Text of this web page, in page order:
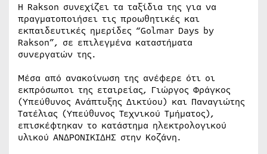
Η Rakson συνεχίζει τα ταξίδια της για να
πραγματοποιήσει τις προωθητικές και
εκπαιδευτικές ημερίδες “Golmar Days by
Rakson”, σε επιλεγμένα καταστήματα
συνεργατών της.
Μέσα από ανακοίνωση της ανέφερε ότι οι
εκπρόσωποι της εταιρείας, Γιώργος Φράγκος
(Υπεύθυνος Ανάπτυξης Δικτύου) και Παναγιώτης
Τατέλιας (Υπεύθυνος Τεχνικού Τμήματος),
επισκέφτηκαν το κατάστημα ηλεκτρολογικού
υλικού ΑΝΔΡΟΝΙΚΙΔΗΣ στην Κοζάνη.